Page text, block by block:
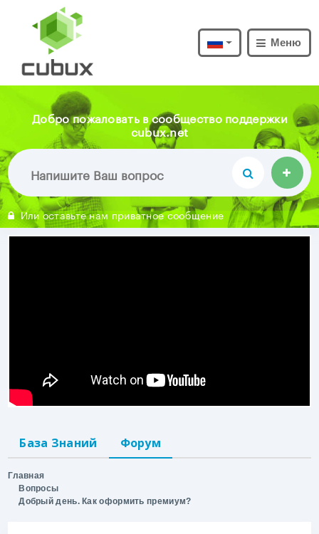
Меню
Добро пожаловать в сообщество поддержки
cubux.net
Или оставьте нам приватное сообщение
База Знаний Форум
Главная
Вопросы
Добрый день. Как оформить премиум?